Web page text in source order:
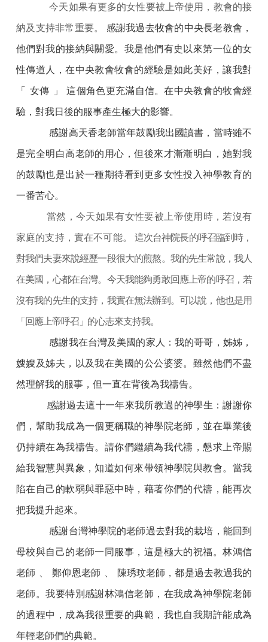
今天如果有更多的女性要被上帝使用，教會的接
納及支持非常重要。 感謝我過去牧會的中央長老教會，
他們對我的接納與關愛。我是他們有史以來第一位的女
性傳道人，在中央教會牧會的經驗是如此美好，讓我對
「 女傳 」 這個角色更充滿自信。在中央教會的牧會經
驗，對我日後的服事產生極大的影響。
感謝高天香老師當年鼓勵我出國讀書，當時雖不
是完全明白高老師的用心，但後來才漸漸明白，她對我
的鼓勵也是出於一種期待看到更多女性投入神學教育的
一番苦心。
當然，今天如果有女性要被上帝使用時，若沒有
家庭的支持，實在不可能。這次台神院長的呼召臨到時，
對我們夫妻來說經歷一段很大的煎熬。我的先生常說，我人
在美國，心都在台灣。今天我能夠勇敢回應上帝的呼召，若
沒有我的先生的支持，我實在無法辦到。可以說，他也是用
「回應上帝呼召」的心志來支持我。
感謝我在台灣及美國的家人：我的哥哥，姊姊，
嫂嫂及姊夫，以及我在美國的公公婆婆。雖然他們不盡
然理解我的服事，但一直在背後為我禱告。
感謝過去這十一年來我所教過的神學生：謝謝你
們，幫助我成為一個更稱職的神學院老師，並在畢業後
仍持續在為我禱告。請你們繼續為我代禱，懇求上帝賜
給我智慧與異象，知道如何來帶領神學院與教會。當我
陷在自己的軟弱與罪惡中時，藉著你們的代禱，能再次
把我提升起來。
感謝台灣神學院的老師過去對我的栽培，能回到
母校與自己的老師一同服事，這是極大的祝福。林鴻信
老師 鄭仰恩老師 陳琇玟老師，都是過去教過我的
老師。我要特別感謝林鴻信老師，在我成為神學院老師
的過程中，成為我很重要的典範，我也自我期許能成為
年輕老師們的典範。